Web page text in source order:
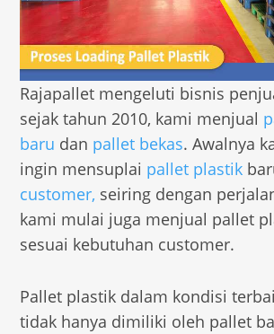
Rajapallet mengeluti bisnis
sejak tahun 2010, kami menjual
baru dan pallet bekas. Awalnya
ingin mensuplai pallet plastik
customer, seiring dengan
kami mulai juga menjual pallet
sesuai kebutuhan customer.
Pallet plastik dalam kondisi
tidak hanya dimiliki oleh pallet